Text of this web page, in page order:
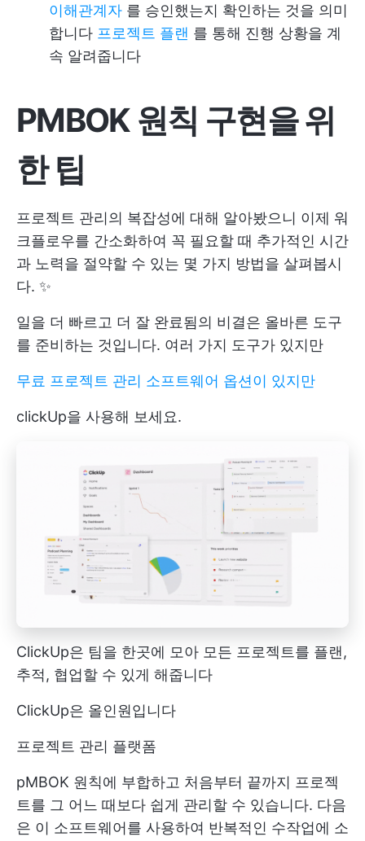
이해관계자 를 승인했는지 확인하는 것을 의미
합니다 프로젝트 플랜 를 통해 진행 상황을 계
속 알려줍니다
PMBOK 원칙 구현을 위
한 팁
프로젝트 관리의 복잡성에 대해 알아봤으니 이제 워
크플로우를 간소화하여 꼭 필요할 때 추가적인 시간
과 노력을 절약할 수 있는 몇 가지 방법을 살펴봅시
다. ✨
일을 더 빠르고 더 잘 완료됨의 비결은 올바른 도구
를 준비하는 것입니다. 여러 가지 도구가 있지만
무료 프로젝트 관리 소프트웨어 옵션이 있지만
clickUp을 사용해 보세요.
ClickUp은 팀을 한곳에 모아 모든 프로젝트를 플랜,
추적, 협업할 수 있게 해줍니다
ClickUp은 올인원입니다
프로젝트 관리 플랫폼
pMBOK 원칙에 부합하고 처음부터 끝까지 프로젝
트를 그 어느 때보다 쉽게 관리할 수 있습니다. 다음
은 이 소프트웨어를 사용하여 반복적인 수작업에 소